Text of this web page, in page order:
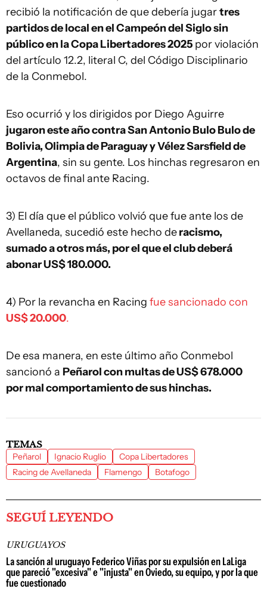
recibió la notificación de que debería jugartres
partidos de local en el Campeón del Siglo sin
público en la Copa Libertadores 2025 por violación
del artículo 12.2, literal C, del Código Disciplinario
de la Conmebol.
Eso ocurrió y los dirigidos por Diego Aguirre
jugaron este año contra San Antonio Bulo Bulo de
Bolivia, Olimpia de Paraguay y Vélez Sarsfield de
Argentina, sin su gente. Los hinchas regresaron en
octavos de final ante Racing.
3) El día que el público volvió que fue ante los de
Avellaneda, sucedió este hecho deracismo,
sumado a otros más, por el que el club deberá
abonar US$ 180.000.
4) Por la revancha en Racing fue sancionado con
US$ 20.000.
De esa manera, en este último año Conmebol
sancionó a Peñarol con multas de US$ 678.000
por mal comportamiento de sus hinchas.
TEMAS
Peñarol Ignacio Ruglio
Copa Libertadores
Racing de Avellaneda
Flamengo Botafogo
SEGUÍ LEYENDO
URUGUAYOS
La sanción al uruguayo Federico Viñas por su expulsión en LaLiga
que pareció "excesiva" e "injusta" en Oviedo, su equipo, y por la que
fue cuestionado